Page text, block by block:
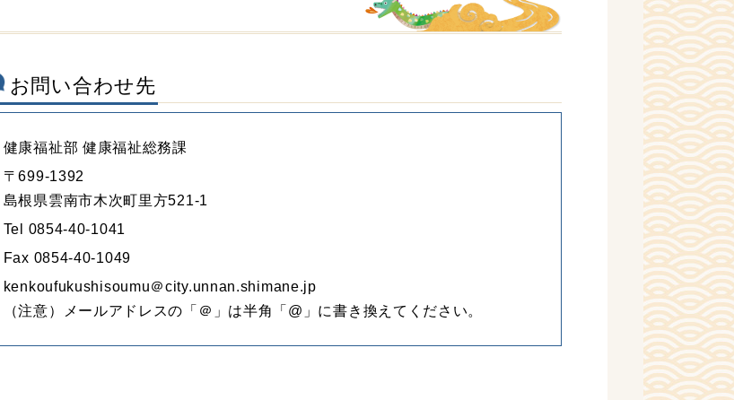
お問い合わせ先
健康福祉部 健康福祉総務課
〒699-1392
島根県雲南市木次町里方521-1
Tel 0854-40-1041
Fax 0854-40-1049
kenkoufukushisoumu＠city.unnan.shimane.jp
（注意）メールアドレスの「＠」は半角「@」に書き換えてください。